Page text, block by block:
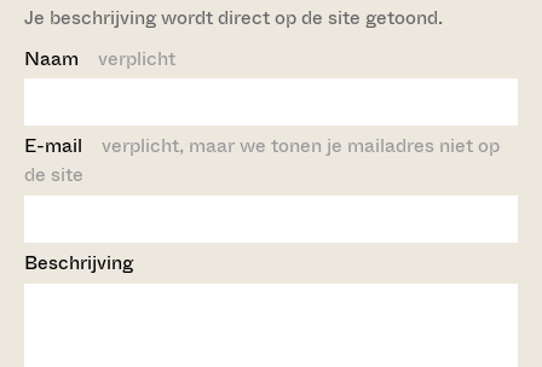
Je beschrijving wordt direct op de site getoond.
Naam verplicht
E-mail verplicht, maar we tonen je mailadres niet op
de site
Beschrijving